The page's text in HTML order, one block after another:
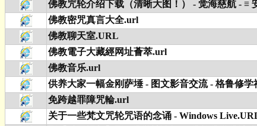
佛教咒轮介绍下载（清晰大图！） - 觉海慈航 - ≡
佛教密咒真言大全.url
佛教聊天室.URL
佛教電子大藏經网址薈萃.url
佛教音乐.url
供养大家一幅金刚萨埵 - 图文影音交流 - 格鲁修学
免跨越罪障咒輪.url
关于一些梵文咒轮咒语的念诵 - Windows